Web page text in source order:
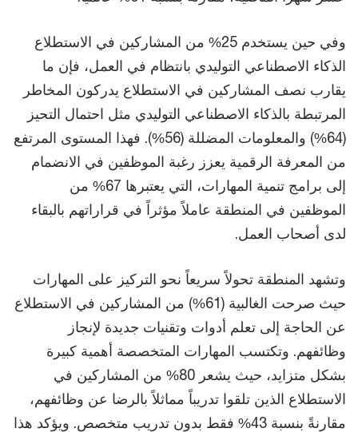
وفي حين يستخدم 25% من المشاركين في الاستطلاع
الذكاء الاصطناعي التوليدي بانتظام في العمل، فإن ما
يقارب نصف المشاركين في الاستطلاع يدركون المخاطر
المرتبطة بالذكاء الاصطناعي التوليدي مثل احتمال التحيز
(64%) والمعلومات المضللة (56%). فهذا المستوى المرتفع
من المعرفة الرقمية يعزز رغبة الموظفين في الانضمام
إلى برامج تنمية المهارات، التي يعتبرها 67% من
الموظفين في المنطقة عاملاً مؤثراً في قراراتهم بالبقاء
لدى أصحاب العمل.
وتشهد المنطقة تحولاً سريعاً نحو التركيز على المهارات
حيث صرحت الغالبية (61%) من المشاركين في الاستطلاع
عن الحاجة إلى تعلم أدوات وتقنيات جديدة لإنجاز
وظائفهم. وتكتسب المهارات المتخصصة أهمية كبيرة
بشكل متزايد، حيث يشعر 80% من المشاركين في
الاستطلاع الذين تلقوا تدريباً مماثلاً بالرضا عن وظائفهم،
مقارنةً بنسبة 43% فقط بدون تدريب متخصص. ويؤكد هذا